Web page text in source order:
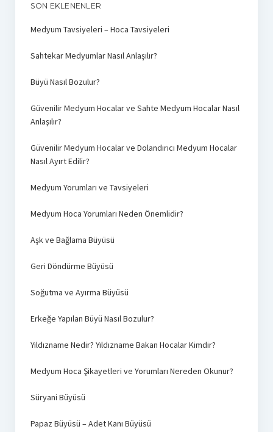
SON EKLENENLER
Medyum Tavsiyeleri – Hoca Tavsiyeleri
Sahtekar Medyumlar Nasıl Anlaşılır?
Büyü Nasıl Bozulur?
Güvenilir Medyum Hocalar ve Sahte Medyum Hocalar Nasıl
Anlaşılır?
Güvenilir Medyum Hocalar ve Dolandırıcı Medyum Hocalar
Nasıl Ayırt Edilir?
Medyum Yorumları ve Tavsiyeleri
Medyum Hoca Yorumları Neden Önemlidir?
Aşk ve Bağlama Büyüsü
Geri Döndürme Büyüsü
Soğutma ve Ayırma Büyüsü
Erkeğe Yapılan Büyü Nasıl Bozulur?
Yıldızname Nedir? Yıldızname Bakan Hocalar Kimdir?
Medyum Hoca Şikayetleri ve Yorumları Nereden Okunur?
Süryani Büyüsü
Papaz Büyüsü – Adet Kanı Büyüsü